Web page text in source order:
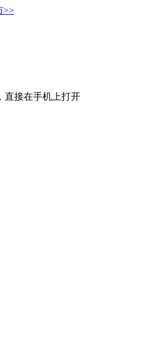
>>
直接在手机上打开